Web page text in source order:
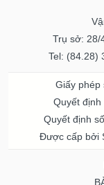
Trụ sở: 28/
Tel: (84.28)
Giấy phép
Quyết
Quyết định
Được cấp bởi